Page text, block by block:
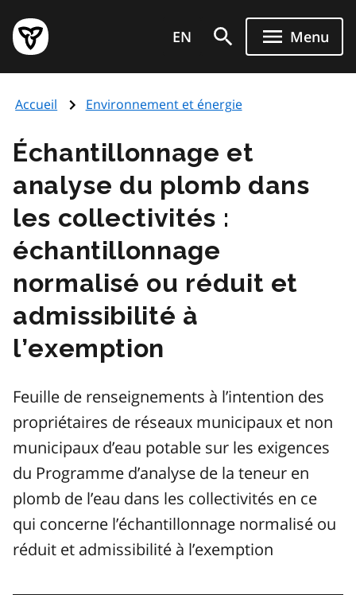
au
contenu
principal
Page
d'accueil
de
EN Menu
Accueil Environnement et énergie
Échantillonnage et
analyse du plomb dans
les collectivités :
échantillonnage
normalisé ou réduit et
admissibilité à
l’exemption
Feuille de renseignements à l’intention des
propriétaires de réseaux municipaux et non
municipaux d’eau potable sur les exigences
du Programme d’analyse de la teneur en
plomb de l’eau dans les collectivités en ce
qui concerne l’échantillonnage normalisé ou
réduit et admissibilité à l’exemption